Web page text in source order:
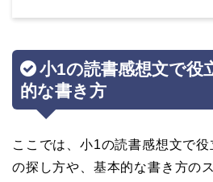
小1の読書感想文で役
的な書き方
ここでは、小1の読書感想文で
の探し方や、基本的な書き方の